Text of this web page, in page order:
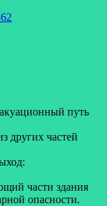
путь
других частей
части здания
опасности.